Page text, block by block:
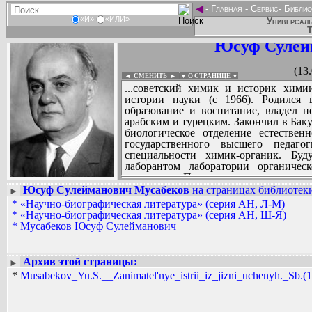
«И» «ИЛИ»
◄- Главная - Сервис-
Юсуф
◄ СМЕНИТЬ ► ▼ О СТРАНИЦЕ ▼
...советский химик и историк
истории науки (с 1966). Родился
образование и воспитание, владел
арабским и турецким. Закончил в
биологическое отделение
государственного высшего
специальности химик-органик.
лаборантом лаборатории
института. По окончании вуза
Кафедры органической химии
1939 г. был призван в ряды
инженера-капитана. Большую
при Санэпидемиологической
которой руководил в 1941-1944 гг.
иодометрический метод
сухой спирт. За свои работы Ю.С.
Участвовал в боях под Москвой,
Вадим Ершов...
...
► Юсуф Сулейманович Мусабеков на страницах
* «Научно-биографическая литература» (серия АН, Л-М)
* «Научно-биографическая литература» (серия АН, Ш-Я)
* Мусабеков Юсуф Сулейманович
►
Архив этой страницы:
*